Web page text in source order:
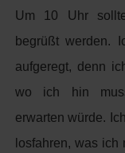
Um 10 Uhr
begrüßt werden.
aufgeregt, denn
wo ich hin
erwarten würde.
losfahren, was